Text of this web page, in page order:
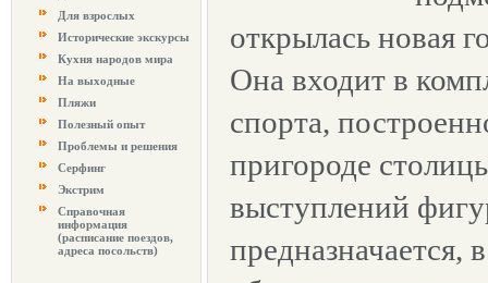
Для взрослых
Исторические экскурсы
Кухня народов мира
На выходные
Пляжи
Полезный опыт
Проблемы и решения
Серфинг
Экстрим
Справочная
информация
(расписание поездов,
адреса посольств)
открылась новая
Она входит в
спорта,
пригороде
выступлений
предназначается,